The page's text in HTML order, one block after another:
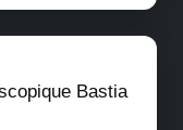
Bastia